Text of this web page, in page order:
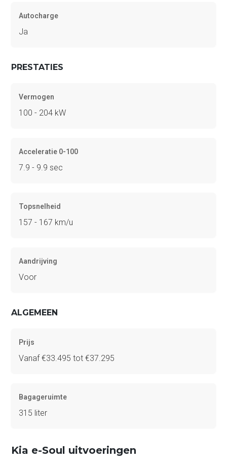
Autocharge
Ja
PRESTATIES
Vermogen
100 - 204 kW
Acceleratie 0-100
7.9 - 9.9 sec
Topsnelheid
157 - 167 km/u
Aandrijving
Voor
ALGEMEEN
Prijs
Vanaf €33.495 tot €37.295
Bagageruimte
315 liter
Kia e-Soul uitvoeringen